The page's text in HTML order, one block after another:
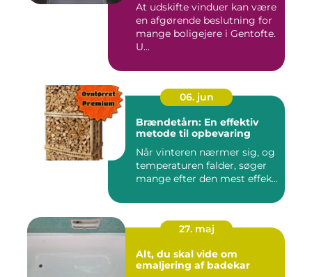
At udskifte vinduer kan være
en afgørende beslutning for
mange boligejere i Gentofte.
U...
06. jun
Brændetårn: En effektiv
metode til opbevaring
Når vinteren nærmer sig, og
temperaturen falder, søger
mange efter den mest effek...
27. maj
Alt, du skal vide om
emaljering af badekar